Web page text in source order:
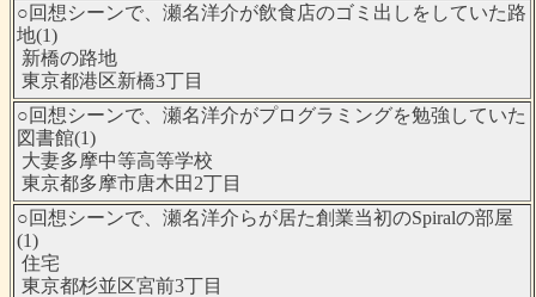
○回想シーンで、瀬名洋介が飲食店のゴミ出しをしていた路
地(1)
新橋の路地
東京都港区新橋3丁目
○回想シーンで、瀬名洋介がプログラミングを勉強していた
図書館(1)
大妻多摩中等高等学校
東京都多摩市唐木田2丁目
○回想シーンで、瀬名洋介らが居た創業当初のSpiralの部屋
(1)
住宅
東京都杉並区宮前3丁目